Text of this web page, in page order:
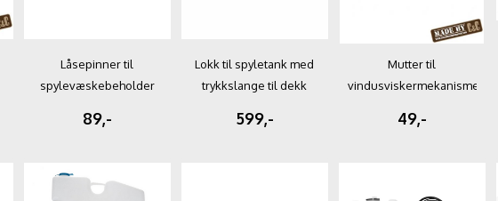
Låsepinner til
spylevæskebeholder
89,-
Lokk til spyletank med
trykkslange til dekk
599,-
Mutter til
vindusviskermekanisme
49,-